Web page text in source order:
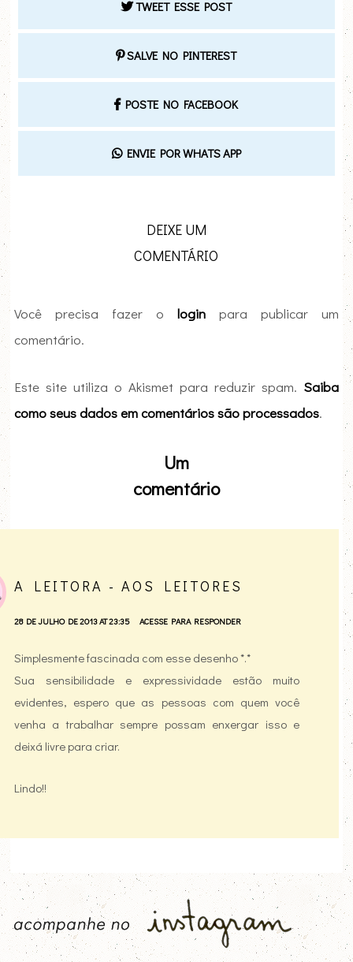
TWEET ESSE POST
SALVE NO PINTEREST
POSTE NO FACEBOOK
ENVIE POR WHATS APP
DEIXE UM
COMENTÁRIO
Você precisa fazer ologin para publicar um
comentário.
Este site utiliza o Akismet para reduzir spam. Saiba
como seus dados em comentários são processados.
Um
comentário
A LEITORA - AOS LEITORES
28 DE JULHO DE 2013 AT 23:35 ACESSE PARA RESPONDER
Simplesmente fascinada com esse desenho *.*
Sua sensibilidade e expressividade estão muito
evidentes, espero que as pessoas com quem você
venha a trabalhar sempre possam enxergar isso e
deixá livre para criar.
Lindo!!